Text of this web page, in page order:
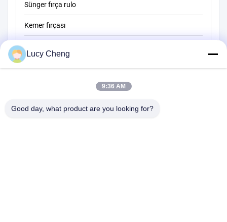
Sünger fırça rulo
Kemer fırçası
Süpürge fırçası
Kablo Sonu Fırça
Lucy Cheng
9:36 AM
Good day, what product are you looking for?